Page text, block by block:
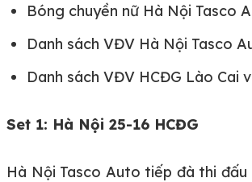
Bóng chuyền nữ Hà Nội Tasco
Danh sách VĐV Hà Nội Tasco
Danh sách VĐV HCĐG Lào Cai
Set 1: Hà Nội 25-16 HCĐG
Hà Nội Tasco Auto tiếp đà thi